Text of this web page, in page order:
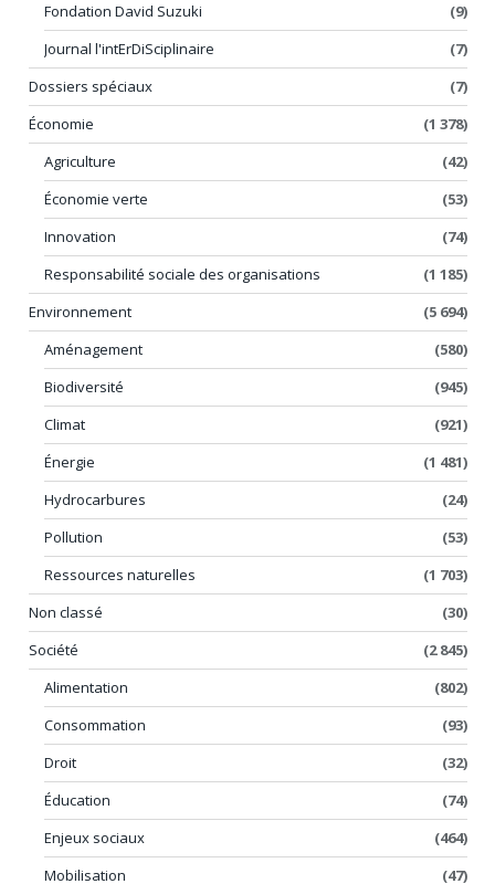
Fondation David Suzuki
(9)
Journal l'intErDiSciplinaire
(7)
Dossiers spéciaux
(7)
Économie
(1 378)
Agriculture
(42)
Économie verte
(53)
Innovation
(74)
Responsabilité sociale des organisations
(1 185)
Environnement
(5 694)
Aménagement
(580)
Biodiversité
(945)
Climat
(921)
Énergie
(1 481)
Hydrocarbures
(24)
Pollution
(53)
Ressources naturelles
(1 703)
Non classé
(30)
Société
(2 845)
Alimentation
(802)
Consommation
(93)
Droit
(32)
Éducation
(74)
Enjeux sociaux
(464)
Mobilisation
(47)